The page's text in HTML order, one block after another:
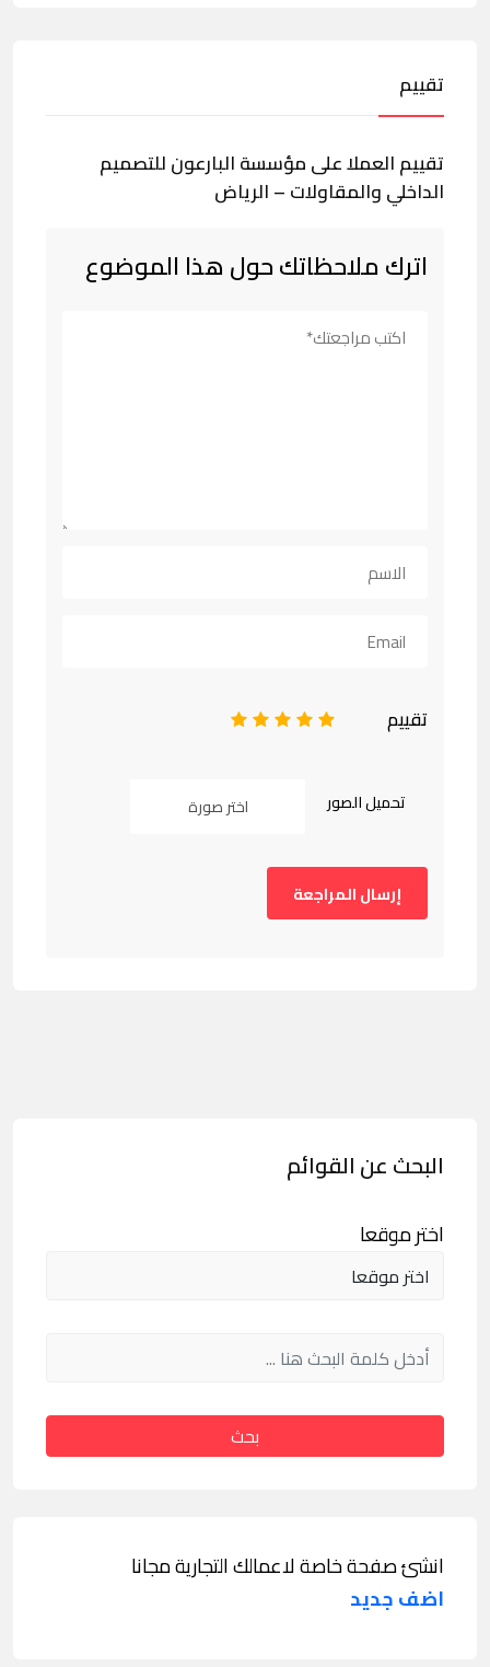
تقييم
تقييم العملا على مؤسسة البارعون للتصميم
الداخلي والمقاولات – الرياض
اترك ملاحظاتك حول هذا الموضوع
تقييم 5
4
3
2
تحميل الصور اختر صورة
البحث عن القوائم
اختر موقعا
بحث
انشئ صفحة خاصة لاعمالك التجارية مجانا
اضف جديد